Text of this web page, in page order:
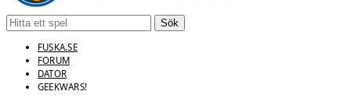
Sök
FUSKA.SE
FORUM
DATOR
GEEKWARS!